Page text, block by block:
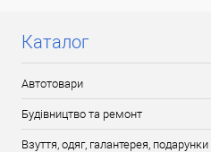
Каталог
Автотовари
Будівництво та ремонт
Взуття, одяг, галантерея, подарунки